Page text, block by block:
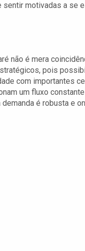
motivadas a se
não é mera
pois
com importantes
um fluxo
é robusta e